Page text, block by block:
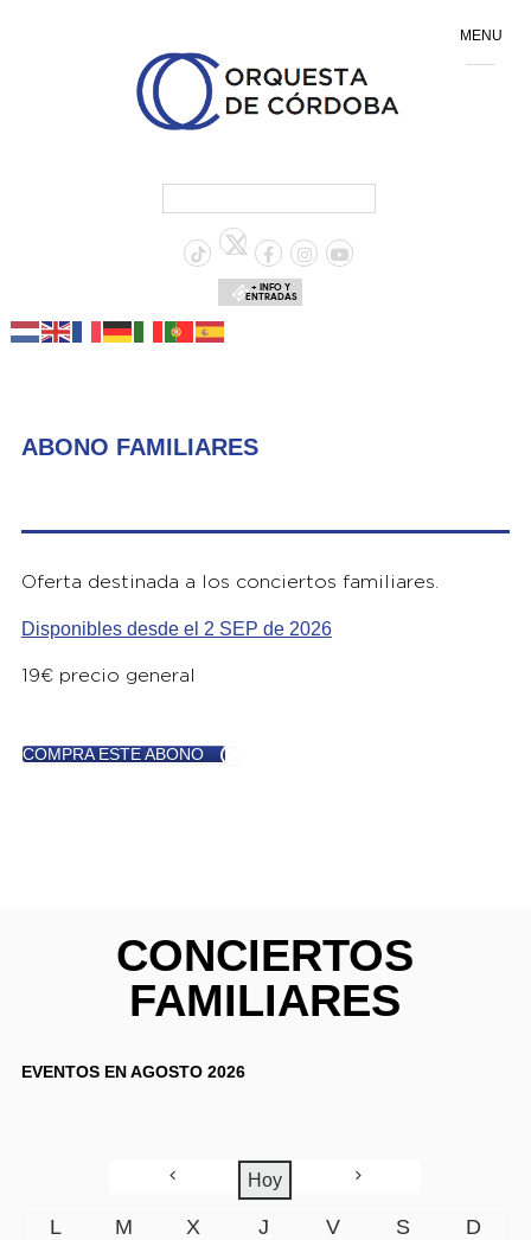
+ INFO Y
ENTRADAS
ABONO FAMILIARES
Oferta destinada a los conciertos familiares.
Disponibles desde el 2 SEP de 2026
19€ precio general
COMPRA ESTE ABONO
CONCIERTOS
FAMILIARES
EVENTOS EN AGOSTO 2026
Hoy
L M X J V S D
MENU